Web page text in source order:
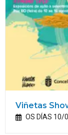
Viñetas
OS DÍAS